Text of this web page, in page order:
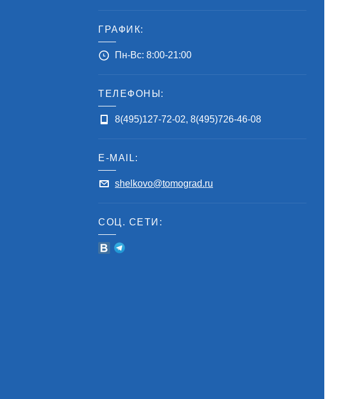
ГРАФИК:
Пн-Вс: 8:00-21:00
ТЕЛЕФОНЫ:
8(495)127-72-02, 8(495)726-46-08
E-MAIL:
shelkovo@tomograd.ru
СОЦ. СЕТИ: